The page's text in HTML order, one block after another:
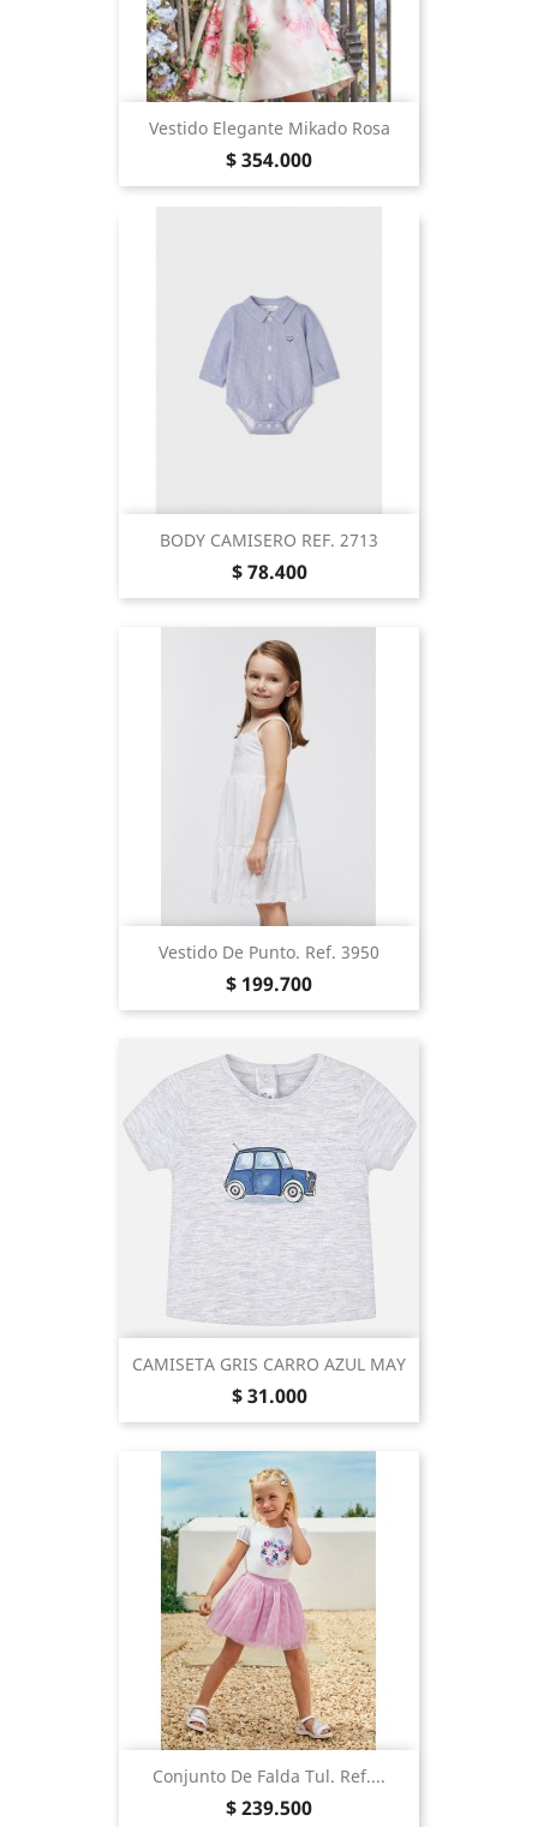
Vestido Elegante Mikado Rosa
Precio
$ 354.000
BODY CAMISERO REF. 2713
Precio
$ 78.400
Vestido De Punto. Ref. 3950
Precio
$ 199.700
CAMISETA GRIS CARRO AZUL MAY
Precio
$ 31.000
Conjunto De Falda Tul. Ref....
Precio
$ 239.500